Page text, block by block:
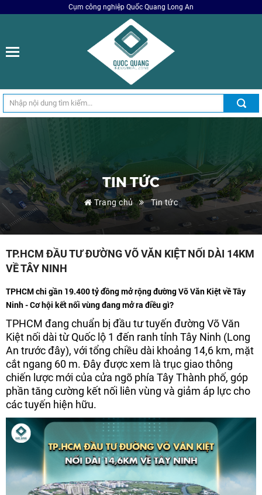
Cụm công nghiệp Quốc Quang Long An
TIN TỨC
Trang chủ Tin tức
TP.HCM ĐẦU TƯ ĐƯỜNG VÕ VĂN KIỆT NỐI DÀI 14KM
VỀ TÂY NINH
TPHCM chi gần 19.400 tỷ đồng mở rộng đường Võ Văn Kiệt về Tây
Ninh - Cơ hội kết nối vùng đang mở ra điều gì?
TPHCM đang chuẩn bị đầu tư tuyến đường Võ Văn
Kiệt nối dài từ Quốc lộ 1 đến ranh tỉnh Tây Ninh (Long
An trước đây), với tổng chiều dài khoảng 14,6 km, mặt
cắt ngang 60 m. Đây được xem là trục giao thông
chiến lược mới của cửa ngõ phía Tây Thành phố, góp
phần tăng cường kết nối liên vùng và giảm áp lực cho
các tuyến hiện hữu.